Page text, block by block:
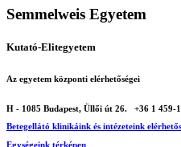
Semmelweis Egyetem
Kutató-Elitegyetem
Az egyetem központi elérhetőségei
H - 1085 Budapest, Üllői út 26.
+36 1 459-
Betegellátó klinikáink és intézeteink
Egységeink térképen